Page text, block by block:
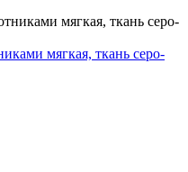
мягкая, ткань серо-